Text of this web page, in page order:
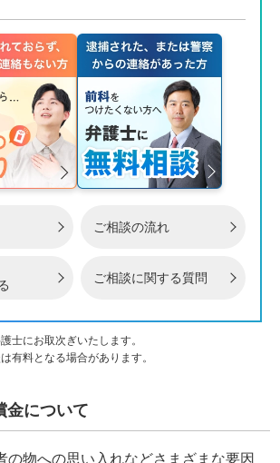
ご相談の流れ
ご相談に関する質問
士にお取次ぎいたします。
有料となる場合があります。
金について
の物への思い入れなどさまざまな要因